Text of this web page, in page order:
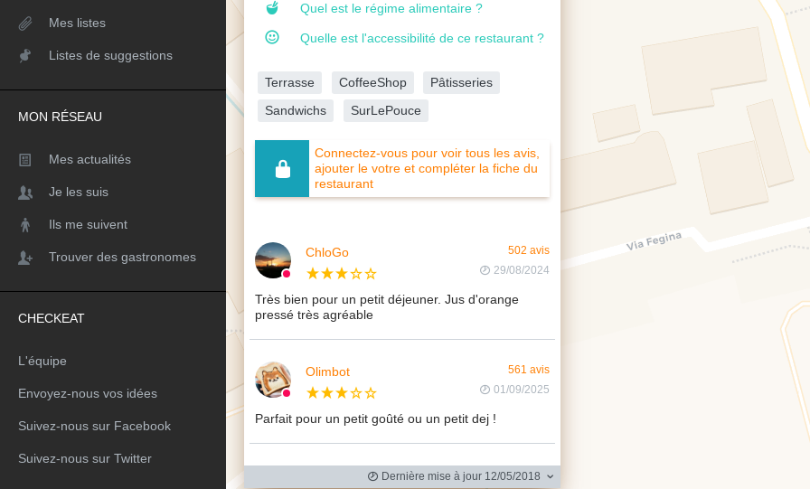
Mes listes
Listes de suggestions
MON RÉSEAU
Mes actualités
Je les suis
Ils me suivent
Trouver des gastronomes
CHECKEAT
L'équipe
Envoyez-nous vos idées
Suivez-nous sur Facebook
Suivez-nous sur Twitter
Quel est le régime alimentaire ?
Quelle est l'accessibilité de ce restaurant ?
Terrasse CoffeeShop
Pâtisseries
Sandwichs
SurLePouce
Connectez-vous pour voir tous les avis,
ajouter le votre et compléter la fiche du
restaurant
ChloGo
502 avis
29/08/2024
Très bien pour un petit déjeuner. Jus d'orange
pressé très agréable
Olimbot
561 avis
01/09/2025
Parfait pour un petit goûté ou un petit dej !
Dernière mise à jour 12/05/2018